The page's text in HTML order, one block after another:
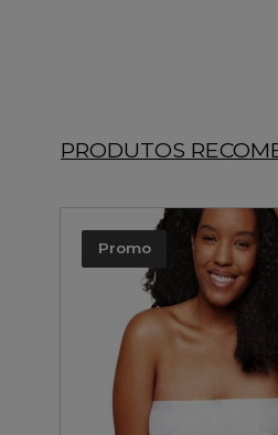
PRODUTOS
Promo